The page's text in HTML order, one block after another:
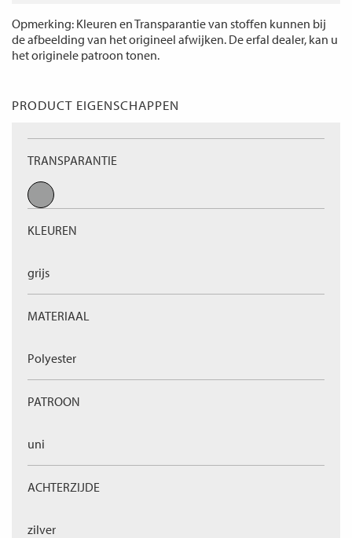
Opmerking: Kleuren en Transparantie van stoffen kunnen bij
de afbeelding van het origineel afwijken. De erfal dealer, kan u
het originele patroon tonen.
PRODUCT EIGENSCHAPPEN
TRANSPARANTIE
KLEUREN
grijs
MATERIAAL
Polyester
PATROON
uni
ACHTERZIJDE
zilver